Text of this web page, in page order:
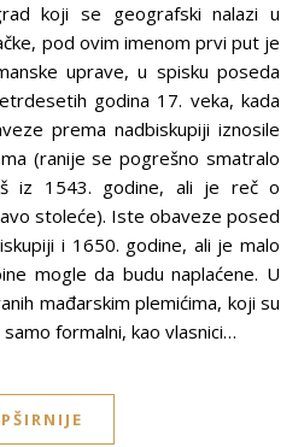
pod ovim imenom prvi put je
uprave, u spisku poseda
godina 17. veka, kada
prema nadbiskupiji iznosile
(ranije se pogrešno smatralo
iz 1543. godine, ali je reč o
stoleće). Iste obaveze posed
i 1650. godine, ali je malo
mogle da budu naplaćene. U
mađarskim plemićima, koji su
formalni, kao vlasnici…